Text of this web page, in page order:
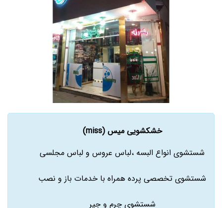
خشکشویی میس (miss)
شستشوی انواع البسه ،لباس عروس و لباس مجلسی
شستشوی تخصصی پرده همراه با خدمات باز و نصب
شستشوی چرم و جیر